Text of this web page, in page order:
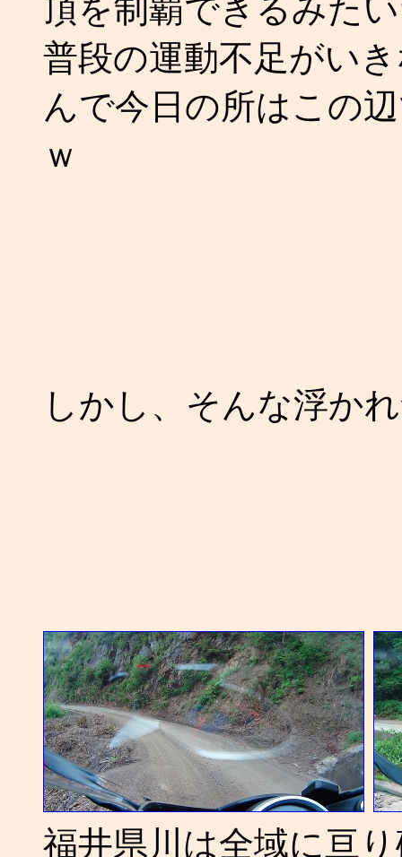
頂を制覇できるみた
普段の運動不足がい
んで今日の所はこの
ｗ
しかし、そんな浮か
福井県川は全域に亘